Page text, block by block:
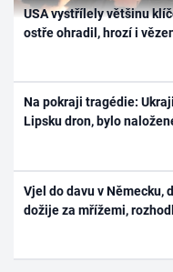
USA vystřílely většinu
ostře ohradil, hrozí i
Na pokraji tragédie:
Lipsku dron, bylo
Vjel do davu v Německu,
dožije za mřížemi,